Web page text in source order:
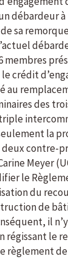
débardeur
sa
membres
crédit
au
des
la
contre-
Meyer
le
du
de
il
le
règlement